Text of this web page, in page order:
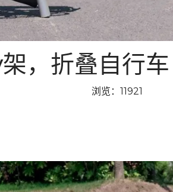
，折叠自行车
浏览：11921